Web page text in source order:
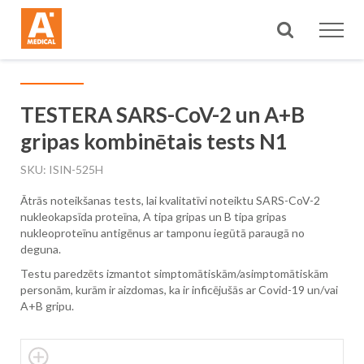
Meklēt
TESTERA SARS-CoV-2 un A+B
gripas kombinētais tests N1
SKU ISIN-525H
Ātrās noteikšanas tests, lai kvalitatīvi noteiktu SARS-CoV-2
nukleokapsīda proteīna, A tipa gripas un B tipa gripas
nukleoproteīnu antigēnus ar tamponu iegūtā paraugā no
deguna.
Testu paredzēts izmantot simptomātiskām/asimptomātiskām
personām, kurām ir aizdomas, ka ir inficējušās ar Covid-19 un/vai
A+B gripu.
Skip